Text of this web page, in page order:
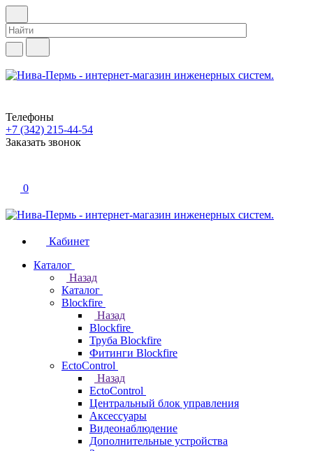
Телефоны
+7 (342) 215-44-54
Заказать звонок
0
Кабинет
Каталог
Назад
Каталог
Blockfire
Назад
Blockfire
Труба Blockfire
Фитинги Blockfire
EctoControl
Назад
EctoControl
Центральный блок управления
Аксессуары
Видеонаблюдение
Дополнительные устройства